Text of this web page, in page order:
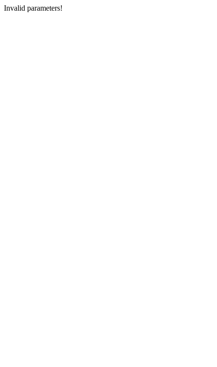
Invalid parameters!